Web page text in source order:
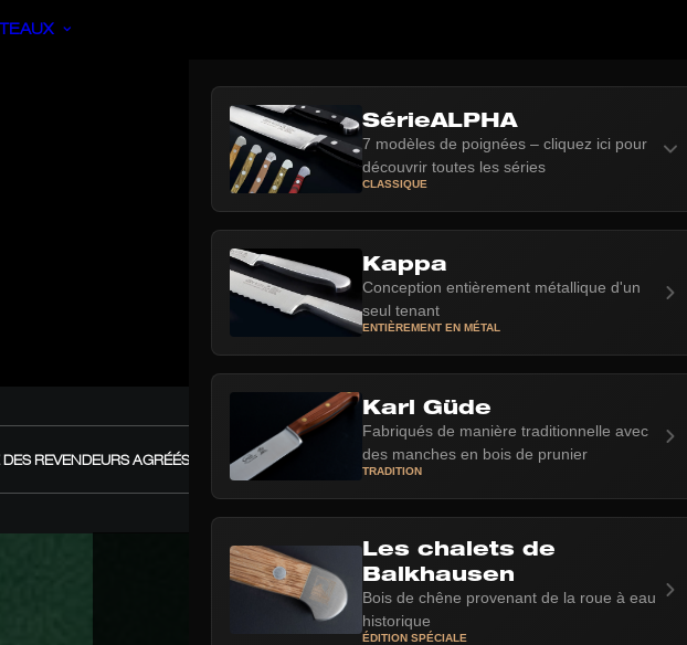
SérieALPHA
7 modèles de poignées – cliquez ici pour
découvrir toutes les séries
CLASSIQUE
Kappa
Conception entièrement métallique d'un
seul tenant
ENTIÈREMENT EN MÉTAL
Karl Güde
Fabriqués de manière traditionnelle avec
des manches en bois de prunier
TRADITION
Les chalets de
Balkhausen
Bois de chêne provenant de la roue à eau
historique
ÉDITION SPÉCIALE
REVENDEURS AGRÉÉS ! +